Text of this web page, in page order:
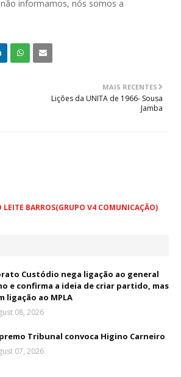
informamos, nós somos a
MAIS RECENTES
Lições da UNITA de 1966- Sousa
Jamba
LEITE BARROS(GRUPO V4 COMUNICAÇÃO)
Custódio nega ligação ao general
e confirma a ideia de criar partido, mas
ligação ao MPLA
08, 2026
Tribunal convoca Higino Carneiro
07, 2026